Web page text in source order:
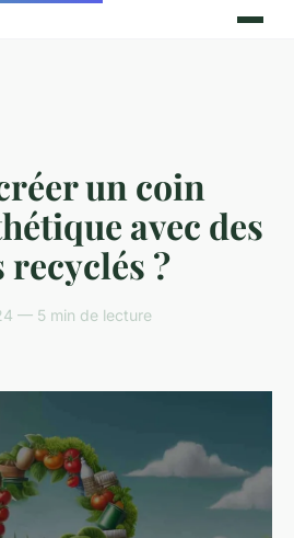
un coin
avec des
?
— 5 min de lecture